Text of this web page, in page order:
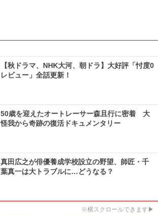
【秋ドラマ、NHK大河、朝ドラ】大好評「忖度0
レビュー」全話更新！
50歳を迎えたオートレーサー森且行に密着 大
怪我から奇跡の復活ドキュメンタリー
真田広之が俳優養成学校設立の野望、師匠・千
葉真一は大トラブルに…どうなる？
※横スクロールできます▶